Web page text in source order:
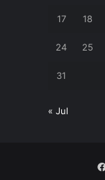
17 18
24 25
31
« Jul